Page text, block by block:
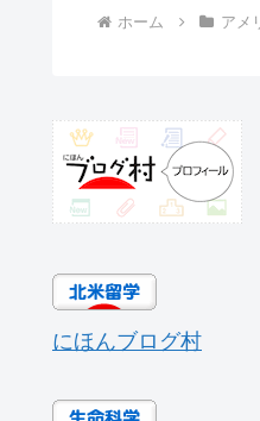
ホーム アメ
にほんブログ村